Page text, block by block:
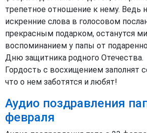
трепетное отношение к нему. Ведь
искренние слова в голосовом
прекрасным подарком, останутся
воспоминанием у папы от
Дню защитника родного Отечества.
Гордость с восхищением заполнят
что о нем заботятся и любят!
Аудио поздравления
февраля